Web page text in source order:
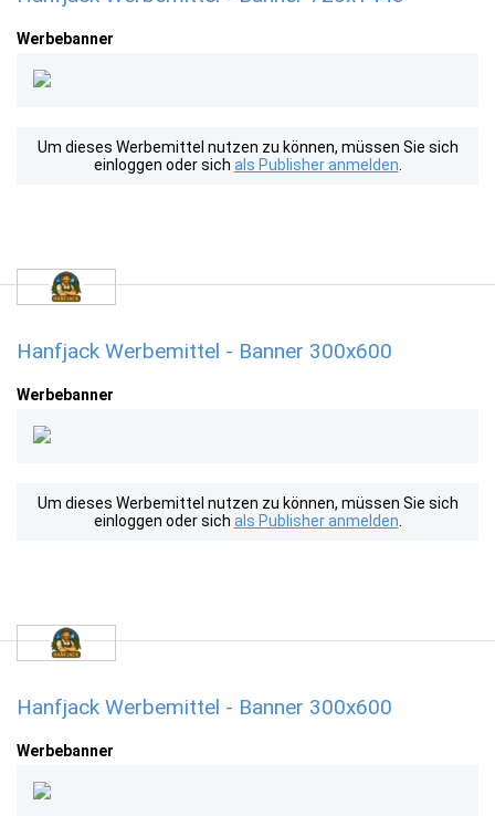
Werbebanner
Um dieses Werbemittel nutzen zu können, müssen Sie sich
einloggen oder sich als Publisher anmelden
Hanfjack Werbemittel - Banner 300x600
Werbebanner
Um dieses Werbemittel nutzen zu können, müssen Sie sich
einloggen oder sich als Publisher anmelden
Hanfjack Werbemittel - Banner 300x600
Werbebanner